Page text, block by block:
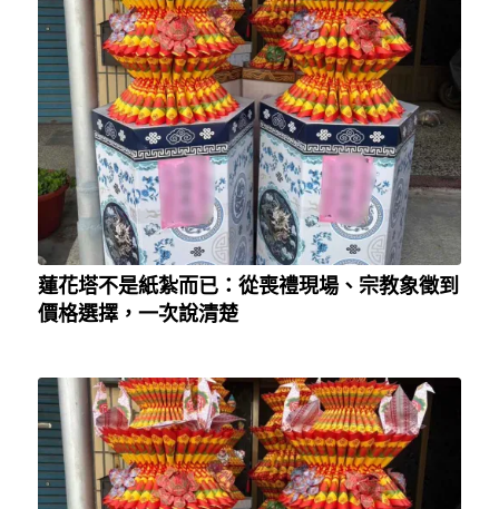
蓮花塔不是紙紮而已：從喪禮現場、宗教象徵到
價格選擇，一次說清楚